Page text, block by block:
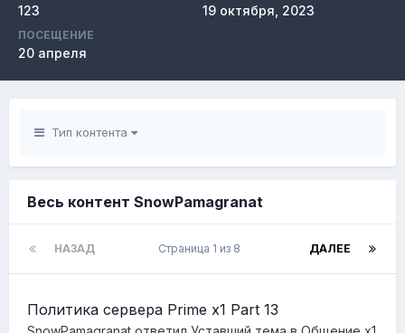
123 19 октября, 2023
ПОСЕЩЕНИЕ
20 апреля
Тип контента
Весь контент SnowPamagranat
НАЗАД ДАЛЕЕ
Страница 1 из 8
Политика сервера Prime x1 Part 13